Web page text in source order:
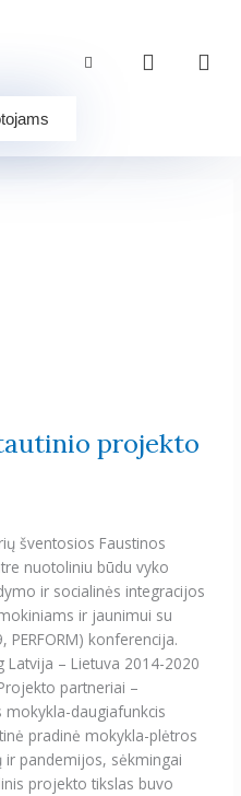
projekto
šventosios Faustinos
nuotoliniu būdu vyko
ir socialinės integracijos
ir jaunimui su
PERFORM) konferencija.
– Lietuva 2014-2020
partneriai –
mokykla-daugiafunkcis
pradinė mokykla-plėtros
ir pandemijos, sėkmingai
projekto tikslas buvo